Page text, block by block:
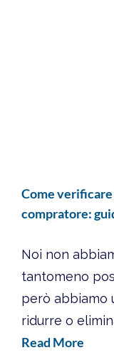
Come
compratore:
Noi non
tantomeno
però abbiamo
ridurre o
Read More